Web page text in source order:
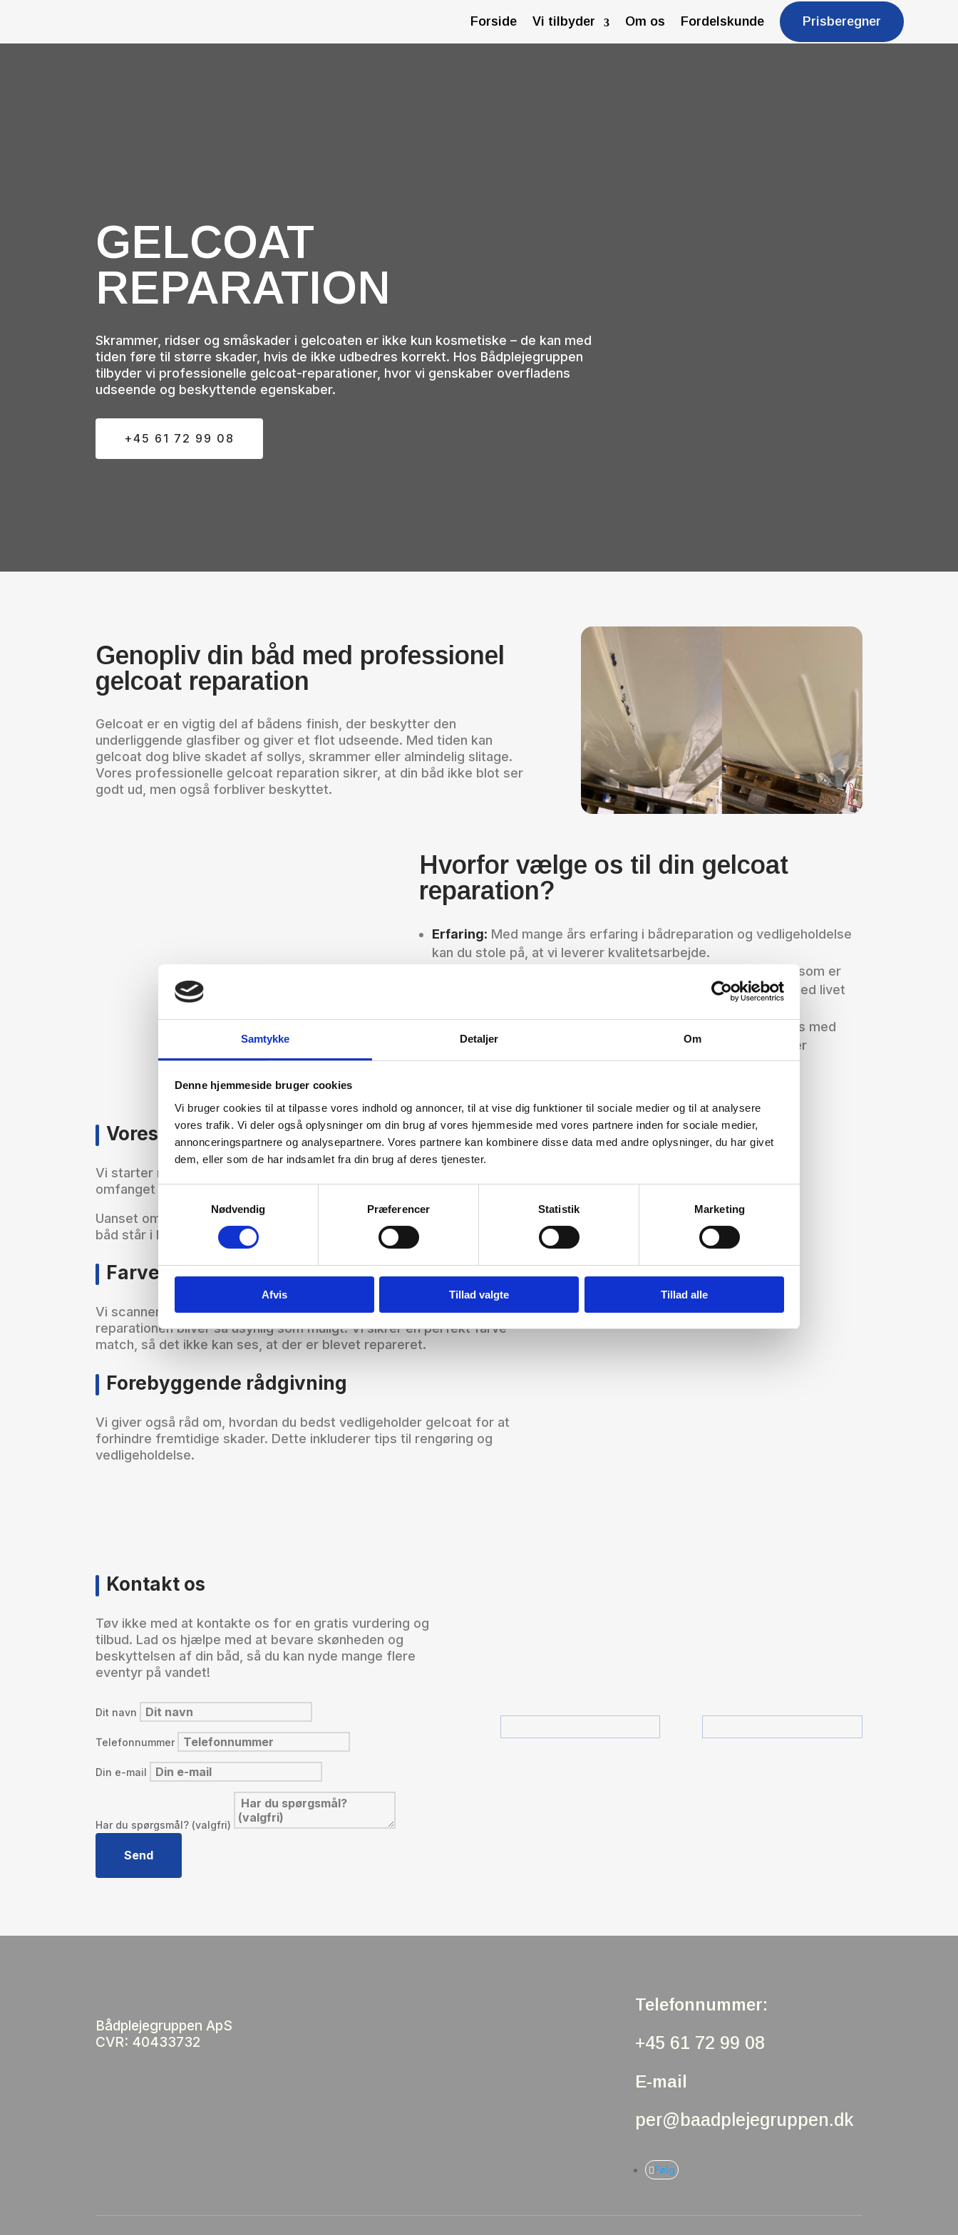
Samtykke Detaljer Om
Denne hjemmeside bruger cookies
Vi bruger cookies til at tilpasse vores indhold og annoncer, til at vise dig funktioner til sociale medier og til at analysere
vores trafik. Vi deler også oplysninger om din brug af vores hjemmeside med vores partnere inden for sociale medier,
annonceringspartnere og analysepartnere. Vores partnere kan kombinere disse data med andre oplysninger, du har givet
dem, eller som de har indsamlet fra din brug af deres tjenester.
Nødvendig
Præferencer Statistik Marketing
Afvis Tillad valgte Tillad alle
Forside Vi tilbyder Om os Fordelskunde Prisberegner
GELCOAT
REPARATION
Skrammer, ridser og småskader i gelcoaten er ikke kun kosmetiske – de kan med
tiden føre til større skader, hvis de ikke udbedres korrekt. Hos Bådplejegruppen
tilbyder vi professionelle gelcoat-reparationer, hvor vi genskaber overfladens
udseende og beskyttende egenskaber.
+45 61 72 99 08
Genopliv din båd med professionel
gelcoat reparation
Gelcoat er en vigtig del af bådens finish, der beskytter den
underliggende glasfiber og giver et flot udseende. Med tiden kan
gelcoat dog blive skadet af sollys, skrammer eller almindelig slitage.
Vores professionelle gelcoat reparation sikrer, at din båd ikke blot ser
godt ud, men også forbliver beskyttet.
Hvorfor vælge os til din gelcoat
reparation?
Erfaring: Med mange års erfaring i bådreparation og vedligeholdelse
kan du stole på, at vi leverer kvalitetsarbejde.
Vi anvender kun de bedste materialer, som er
specielt designet til at modstå de udfordringer, der følger med livet
Vores mål er at sikre, at du er helt tilfreds med
resultatet. Vi arbejder omhyggeligt for at sikre, at din båd ser
fantastisk ud
Vores gelcoat reparationstjenester
Vi starter med en grundig inspektion af skaderne for at vurdere
omfanget og typen af reparation, der er nødvendig.
Uanset om det er små eller større revner, reparerer vi skaden hvor din
båd står i landet….
Farvejustering
Vi scanner altid farven, så vi har den rigtige farve at blande ud fra, så
reparationen bliver så usynlig som muligt. Vi sikrer en perfekt farve
match, så det ikke kan ses, at der er blevet repareret.
Forebyggende rådgivning
Vi giver også råd om, hvordan du bedst vedligeholder gelcoat for at
forhindre fremtidige skader. Dette inkluderer tips til rengøring og
vedligeholdelse.
Kontakt os
Tøv ikke med at kontakte os for en gratis vurdering og
tilbud. Lad os hjælpe med at bevare skønheden og
beskyttelsen af din båd, så du kan nyde mange flere
eventyr på vandet!
Dit navn
Telefonnummer
Din e-mail
Har du spørgsmål? (valgfri)
Send
Bådplejegruppen ApS
CVR: 40433732
Telefonnummer:
+45 61 72 99 08
E-mail
per@baadplejegruppen.dk
Følg